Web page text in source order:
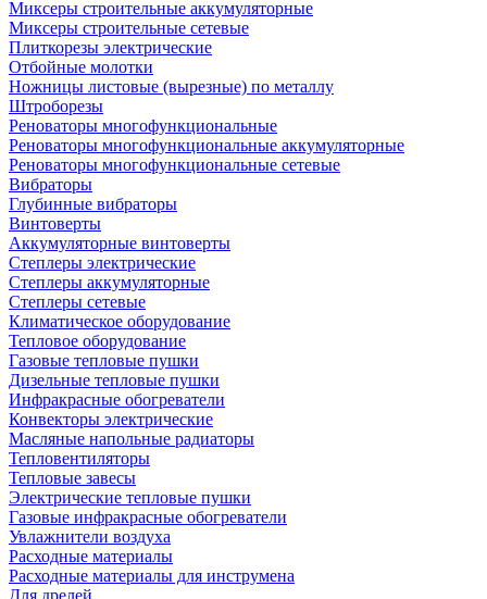
Миксеры строительные аккумуляторные
Миксеры строительные сетевые
Плиткорезы электрические
Отбойные молотки
Ножницы листовые (вырезные) по металлу
Штроборезы
Реноваторы многофункциональные
Реноваторы многофункциональные аккумуляторные
Реноваторы многофункциональные сетевые
Вибраторы
Глубинные вибраторы
Винтоверты
Аккумуляторные винтоверты
Степлеры электрические
Степлеры аккумуляторные
Степлеры сетевые
Климатическое оборудование
Тепловое оборудование
Газовые тепловые пушки
Дизельные тепловые пушки
Инфракрасные обогреватели
Конвекторы электрические
Масляные напольные радиаторы
Тепловентиляторы
Тепловые завесы
Электрические тепловые пушки
Газовые инфракрасные обогреватели
Увлажнители воздуха
Расходные материалы
Расходные материалы для инструмена
Для дрелей